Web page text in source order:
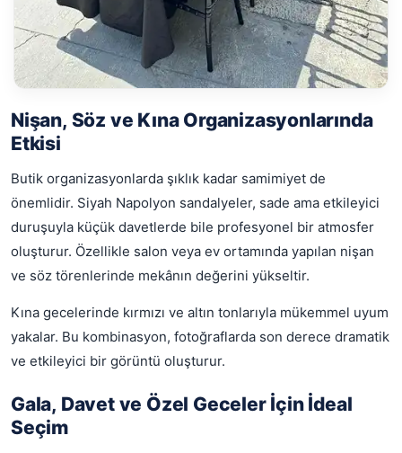
Nişan, Söz ve Kına Organizasyonlarında
Etkisi
Butik organizasyonlarda şıklık kadar samimiyet de
önemlidir. Siyah Napolyon sandalyeler, sade ama etkileyici
duruşuyla küçük davetlerde bile profesyonel bir atmosfer
oluşturur. Özellikle salon veya ev ortamında yapılan nişan
ve söz törenlerinde mekânın değerini yükseltir.
Kına gecelerinde kırmızı ve altın tonlarıyla mükemmel uyum
yakalar. Bu kombinasyon, fotoğraflarda son derece dramatik
ve etkileyici bir görüntü oluşturur.
Gala, Davet ve Özel Geceler İçin İdeal
Seçim